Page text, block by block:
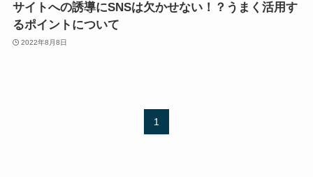
サイトへの誘導にSNSは欠かせない！？うまく活用す
るポイントについて
2022年8月8日
1